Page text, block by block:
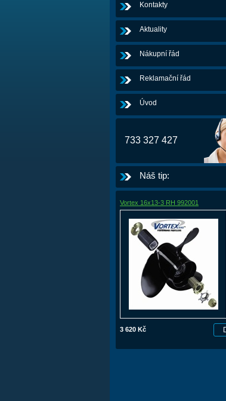
Kontakty
Aktuality
Nákupní řád
Reklamační řád
Úvod
733 327 427
Náš tip:
Vortex 16x13-3 RH 992001
3 620 Kč